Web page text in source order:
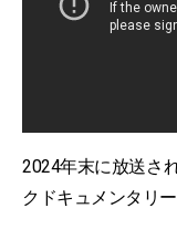
2024年末に放送さ
クドキュメンタリ